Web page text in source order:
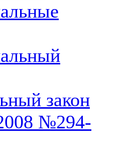
закон
№294-